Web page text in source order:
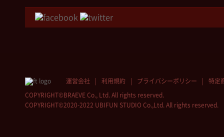
運営会社 利用規約 プライバシーポリシー 特定
COPYRIGHT©BRAEVE Co., Ltd. All rights reserved.
COPYRIGHT©2020-2022 UBIFUN STUDIO Co.,Ltd. All rights reserved.